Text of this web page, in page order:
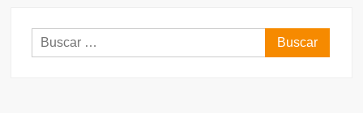
Buscar: